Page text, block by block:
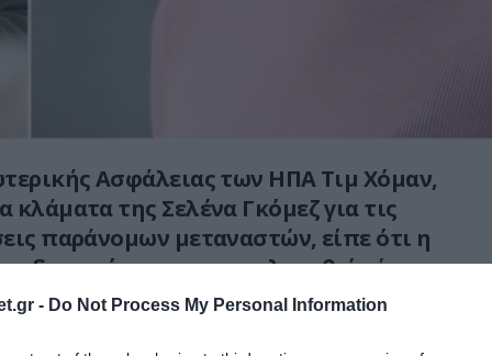
- Do Not Process My Personal Information
Ασφάλειας των ΗΠΑ Τιμ Χόμαν,
της Σελένα Γκόμεζ για τις
παράνομων μεταναστών, είπε ότι η
δεν πρόκειται να απολογηθεί ούτε να
στα social media ισχυρίστηκε πώς